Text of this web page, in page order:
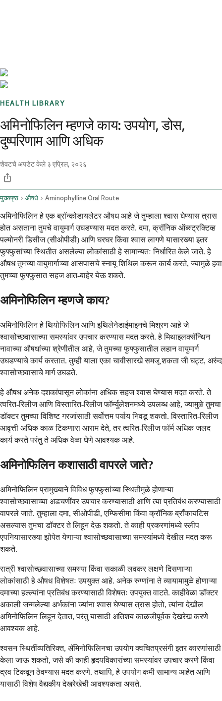
HEALTH LIBRARY
अमिनोफिलिन म्हणजे काय: उपयोग, डोस,
दुष्परिणाम आणि अधिक
शेवटचे अपडेट केले ३ एप्रिल, २०२६
मुख्यपृष्ठ औषधे Aminophylline Oral Route
अमिनोफिलिन हे एक ब्रॉन्कोडायलेटर औषध आहे जे तुम्हाला श्वास घेण्यास त्रास
होत असताना तुमचे वायुमार्ग उघडण्यास मदत करते. दमा, क्रॉनिक ऑब्स्ट्रक्टिव्ह
पल्मोनरी डिसीज (सीओपीडी) आणि घरघर किंवा श्वास लागणे यासारख्या इतर
फुफ्फुसांच्या स्थितीत असलेल्या लोकांसाठी हे सामान्यतः निर्धारित केले जाते. हे
औषध तुमच्या वायुमार्गाच्या आसपासचे स्नायू शिथिल करून कार्य करते, ज्यामुळे हवा
तुमच्या फुफ्फुसात सहज आत-बाहेर येऊ शकते.
अमिनोफिलिन म्हणजे काय?
अमिनोफिलिन हे थियोफिलिन आणि इथिलेनेडाईमाइनचे मिश्रण आहे जे
श्वासोच्छवासाच्या समस्यांवर उपचार करण्यास मदत करते. हे मिथाइलक्सॅन्थिन
नावाच्या औषधांच्या श्रेणीतील आहे, जे तुमच्या फुफ्फुसातील लहान वायुमार्ग
उघडण्याचे कार्य करतात. तुम्ही याला एका चावीसारखे समजू शकता जी घट्ट, अरुंद
श्वासोच्छवासाचे मार्ग उघडते.
हे औषध अनेक दशकांपासून लोकांना अधिक सहज श्वास घेण्यास मदत करते. ते
त्वरित-रिलीज आणि विस्तारित-रिलीज फॉर्म्युलेशनमध्ये उपलब्ध आहे, ज्यामुळे तुमचा
डॉक्टर तुमच्या विशिष्ट गरजांसाठी सर्वोत्तम पर्याय निवडू शकतो. विस्तारित-रिलीज
आवृत्ती अधिक काळ टिकणारा आराम देते, तर त्वरित-रिलीज फॉर्म अधिक जलद
कार्य करते परंतु ते अधिक वेळा घेणे आवश्यक आहे.
अमिनोफिलिन कशासाठी वापरले जाते?
अमिनोफिलिन प्रामुख्याने विविध फुफ्फुसांच्या स्थितीमुळे होणाऱ्या
श्वासोच्छवासाच्या अडचणींवर उपचार करण्यासाठी आणि त्या प्रतिबंध करण्यासाठी
वापरले जाते. तुम्हाला दमा, सीओपीडी, एम्फिसीमा किंवा क्रॉनिक ब्राँकायटिस
असल्यास तुमचा डॉक्टर ते लिहून देऊ शकतो. ते काही प्रकरणांमध्ये स्लीप
एपनियासारख्या झोपेत येणाऱ्या श्वासोच्छवासाच्या समस्यांमध्ये देखील मदत करू
शकते.
रात्री श्वासोच्छवासाच्या समस्या किंवा सकाळी लवकर लक्षणे दिसणाऱ्या
लोकांसाठी हे औषध विशेषतः उपयुक्त आहे. अनेक रुग्णांना ते व्यायामामुळे होणाऱ्या
दमाच्या हल्ल्यांना प्रतिबंध करण्यासाठी विशेषतः उपयुक्त वाटते. काहीवेळा डॉक्टर
अकाली जन्मलेल्या अर्भकांना ज्यांना श्वास घेण्यास त्रास होतो, त्यांना देखील
अमिनोफिलिन लिहून देतात, परंतु यासाठी अतिशय काळजीपूर्वक देखरेख करणे
आवश्यक आहे.
श्वसन स्थितींव्यतिरिक्त, ॲमिनोफिलिनचा उपयोग क्वचितप्रसंगी इतर कारणांसाठी
केला जाऊ शकतो, जसे की काही हृदयविकारांच्या समस्यांवर उपचार करणे किंवा
द्रव टिकवून ठेवण्यास मदत करणे. तथापि, हे उपयोग कमी सामान्य आहेत आणि
यासाठी विशेष वैद्यकीय देखरेखेची आवश्यकता असते.